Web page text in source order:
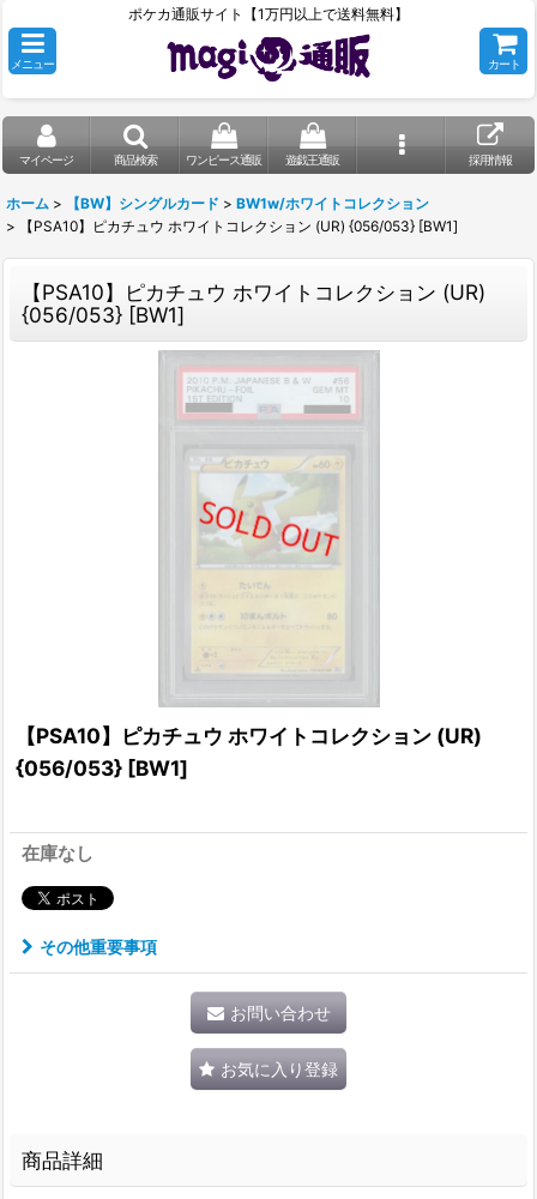
ポケカ通販サイト【1万円以上で送料無料】
メニュー カート
マイページ 商品検索 ワンピース通販 遊戯王通販 採用情報
ホーム > 【BW】シングルカード > BW1w/ホワイトコレクション
>
【PSA10】ピカチュウ ホワイトコレクション (UR) {056/053} [BW1]
【PSA10】ピカチュウ ホワイトコレクション (UR)
{056/053} [BW1]
【PSA10】ピカチュウ ホワイトコレクション (UR)
{056/053} [BW1]
在庫なし
その他重要事項
お問い合わせ
お気に入り登録
商品詳細